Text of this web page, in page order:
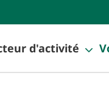
d'activité